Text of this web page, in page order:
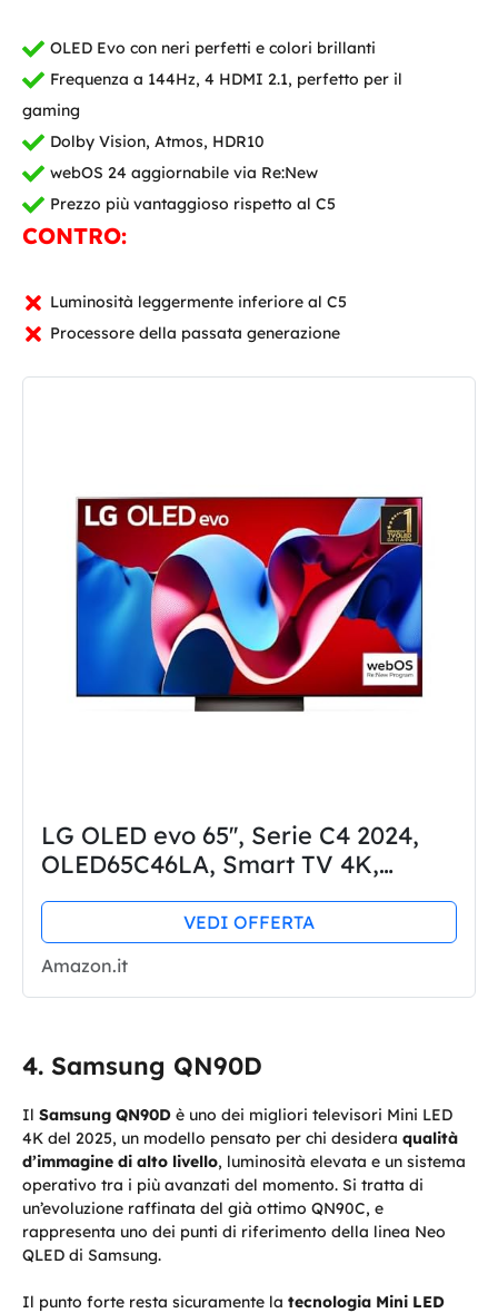
OLED Evo con neri perfetti e colori brillanti
Frequenza a 144Hz, 4 HDMI 2.1, perfetto per il
gaming
Dolby Vision, Atmos, HDR10
webOS 24 aggiornabile via Re:New
Prezzo più vantaggioso rispetto al C5
CONTRO:
Luminosità leggermente inferiore al C5
Processore della passata generazione
LG OLED evo 65'', Serie C4 2024,
OLED65C46LA, Smart TV 4K,
Booster, 40W, Dolby Vision, 4 HDMI
2.1 4K@144Hz, GSync, VRR,
Alexa,...
VEDI OFFERTA
Amazon.it
Samsung QN90D
Il Samsung QN90D è uno dei migliori televisori Mini LED
4K del 2025, un modello pensato per chi desidera qualità
d’immagine di alto livello, luminosità elevata e un sistema
operativo tra i più avanzati del momento. Si tratta di
un’evoluzione raffinata del già ottimo QN90C, e
rappresenta uno dei punti di riferimento della linea Neo
QLED di Samsung.
Il punto forte resta sicuramente la tecnologia Mini LED